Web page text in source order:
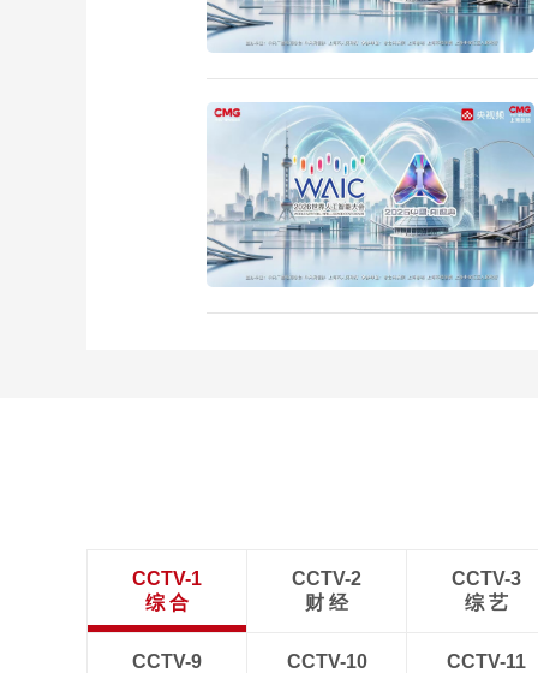
CCTV-1
综 合
CCTV-2
财 经
CCTV-3
综 艺
CCTV-9
CCTV-10
CCTV-11